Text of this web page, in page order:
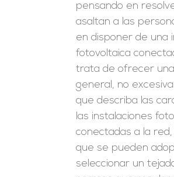
pensando en
asaltan a las
en disponer de una
fotovoltaica
trata de ofrecer
general, no
que describa las
las instalaciones
conectadas a la
que se pueden
seleccionar un